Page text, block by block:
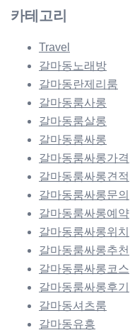
카테고리
Travel
갈마동노래방
갈마동란제리룸
갈마동룸사롱
갈마동룸살롱
갈마동룸싸롱
갈마동룸싸롱가격
갈마동룸싸롱견적
갈마동룸싸롱문의
갈마동룸싸롱예약
갈마동룸싸롱위치
갈마동룸싸롱추천
갈마동룸싸롱코스
갈마동룸싸롱후기
갈마동셔츠룸
갈마동유흥